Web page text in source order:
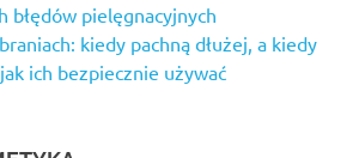
błędów pielęgnacyjnych
kiedy pachną dłużej, a kiedy
ich bezpiecznie używać